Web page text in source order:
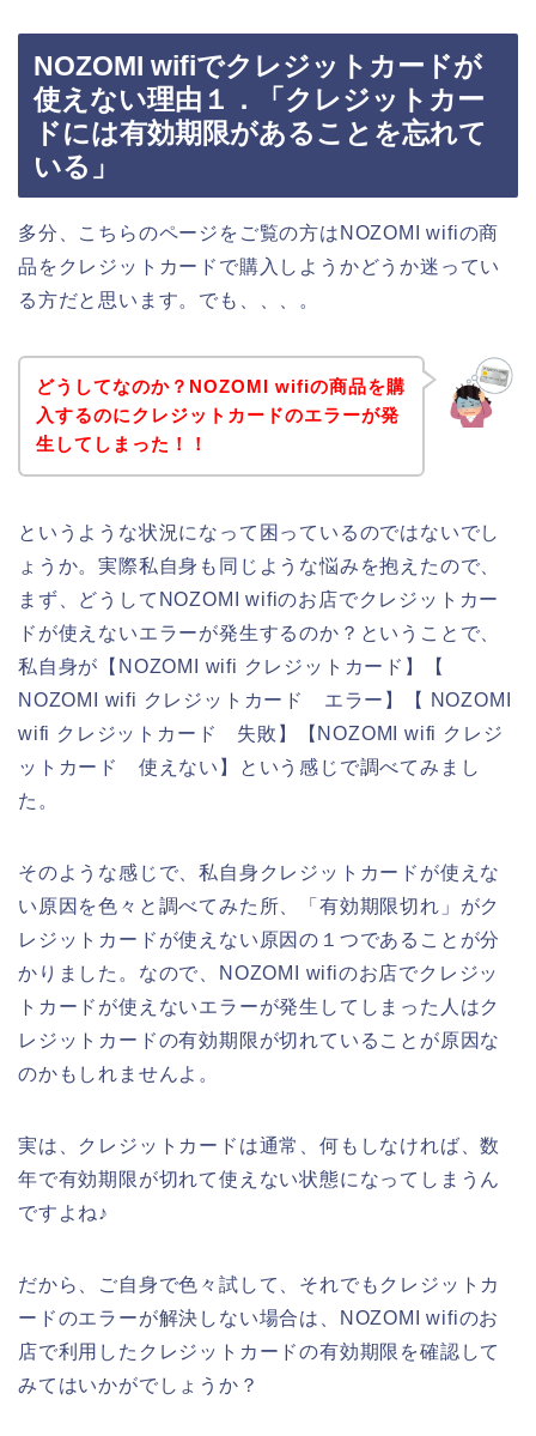
NOZOMI wifiでクレジットカードが
使えない理由１．「クレジットカー
ドには有効期限があることを忘れて
いる」
多分、こちらのページをご覧の方はNOZOMI wifiの商
品をクレジットカードで購入しようかどうか迷ってい
る方だと思います。でも、、、。
どうしてなのか？NOZOMI wifiの商品を購
入するのにクレジットカードのエラーが発
生してしまった！！
というような状況になって困っているのではないでし
ょうか。実際私自身も同じような悩みを抱えたので、
まず、どうしてNOZOMI wifiのお店でクレジットカー
ドが使えないエラーが発生するのか？ということで、
私自身が【NOZOMI wifi クレジットカード】【
NOZOMI wifi クレジットカード エラー】【 NOZOMI
wifi クレジットカード 失敗】【NOZOMI wifi クレジ
ットカード 使えない】という感じで調べてみまし
た。
そのような感じで、私自身クレジットカードが使えな
い原因を色々と調べてみた所、「有効期限切れ」がク
レジットカードが使えない原因の１つであることが分
かりました。なので、NOZOMI wifiのお店でクレジッ
トカードが使えないエラーが発生してしまった人はク
レジットカードの有効期限が切れていることが原因な
のかもしれませんよ。
実は、クレジットカードは通常、何もしなければ、数
年で有効期限が切れて使えない状態になってしまうん
ですよね♪
だから、ご自身で色々試して、それでもクレジットカ
ードのエラーが解決しない場合は、NOZOMI wifiのお
店で利用したクレジットカードの有効期限を確認して
みてはいかがでしょうか？